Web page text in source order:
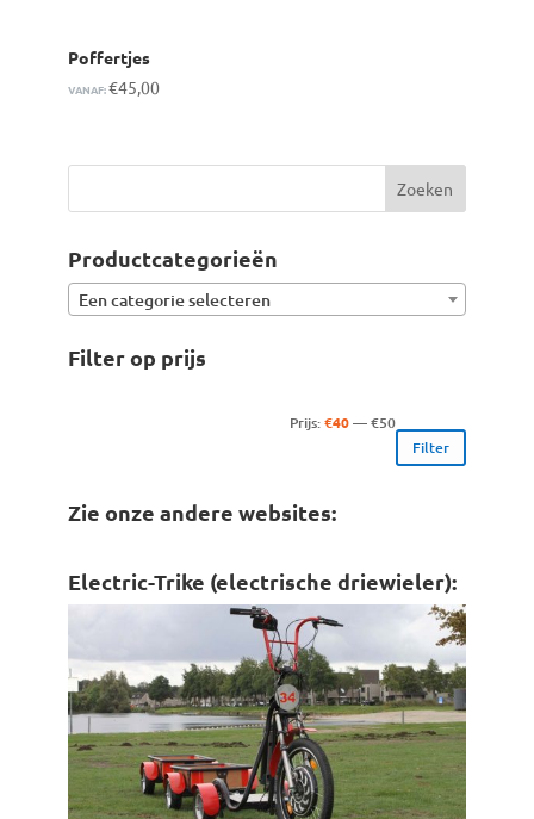
Poffertjes
VANAF:€45,00
Productcategorieën
Een categorie selecteren
Filter op prijs
Filter
Prijs:€40—€50
Zie onze andere websites:
Electric-Trike (electrische driewieler):